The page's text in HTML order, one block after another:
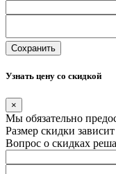
Сохранить
Узнать цену со скидкой
×
Мы обязательно
Размер скидки
Вопрос о скидках